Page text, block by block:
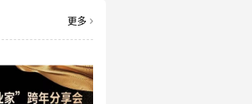
更多